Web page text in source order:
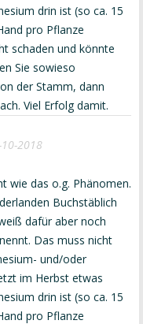
drin ist (so ca. 15
pro Pflanze
schaden und könnte
Sie sowieso
der Stamm, dann
Viel Erfolg damit.
2018
wie das o.g. Phänomen.
Buchstäblich
dafür aber noch
Das muss nicht
und/oder
im Herbst etwas
drin ist (so ca. 15
pro Pflanze